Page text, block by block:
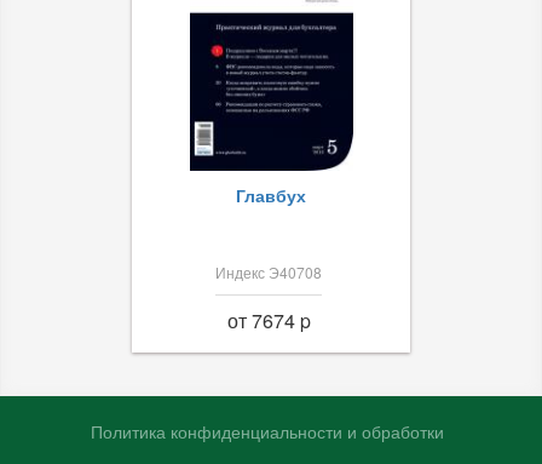
Главбух
Индекс Э40708
от 7674 p
Политика конфиденциальности и обработки